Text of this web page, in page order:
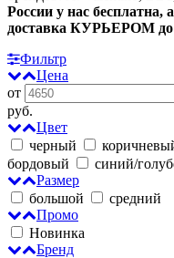
России у нас бесплатна,
доставка КУРЬЕРОМ до
Фильтр
Цена
от
руб.
Цвет
черный
бордовый
синий/
Размер
большой
средний
Промо
Новинка
Бренд